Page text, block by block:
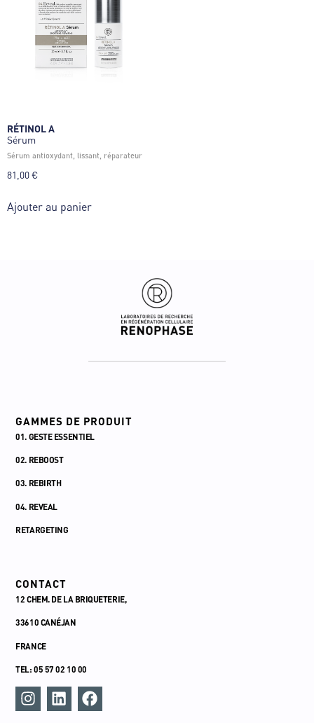
RÉTINOL A
Sérum
sérum antioxydant, lissant, réparateur
81,00€
Ajouter au panier
GAMMES DE PRODUIT
01. GESTE ESSENTIEL
02. REBOOST
03. REBIRTH
04. REVEAL
RETARGETING
CONTACT
12 CHEM. DE LA BRIQUETERIE,
33610 CANÉJAN
FRANCE
TEL: 05 57 02 10 00